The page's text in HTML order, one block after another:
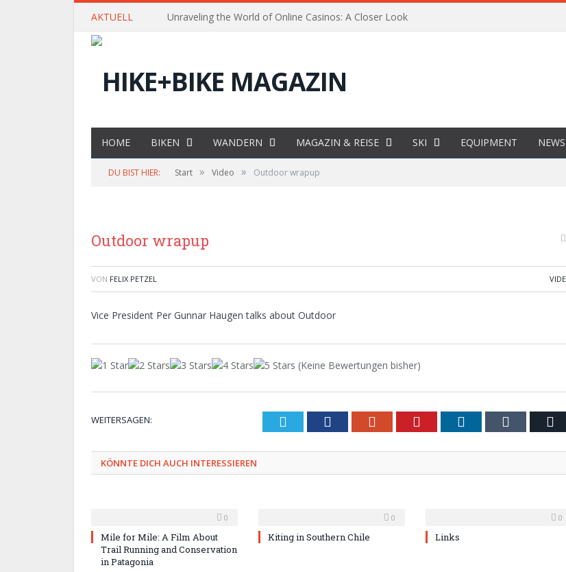
AKTUELL Unraveling the World of Online Casinos: A Closer Look
HOME BIKEN WANDERN MAGAZIN & REISE SKI EQUIPMENT NEWS
DU BIST HIER: Start » Video » Outdoor wrapup
Outdoor wrapup
VON FELIX PETZEL
Vice President Per Gunnar Haugen talks about Outdoor
(Keine Bewertungen bisher)
WEITERSAGEN: Twitter Facebook Google+ Pinterest LinkedIn Tumblr
KÖNNTE DICH AUCH INTERESSIEREN
0
Mile for Mile: A Film About
Trail Running and Conservation
in Patagonia
0
Kiting in Southern Chile
0
Links